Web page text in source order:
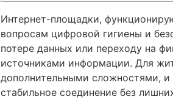
Интернет-площадки,
вопросам цифровой гигиены и
потере данных или переходу на
источниками информации. Для
дополнительными сложностями, и
стабильное соединение без